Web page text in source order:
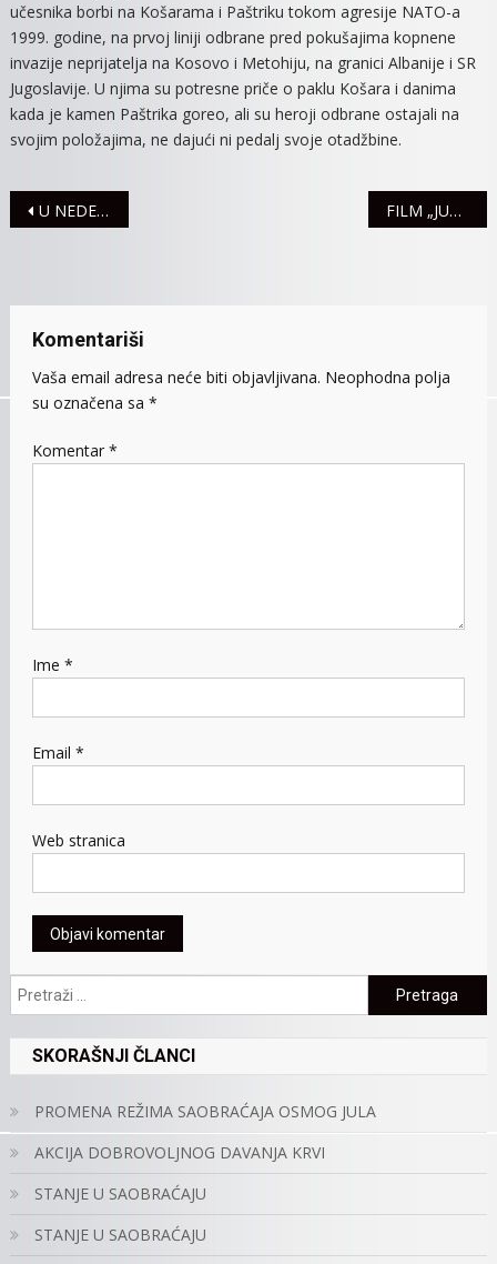
učesnika borbi na Košarama i Paštriku tokom agresije NATO-a
1999. godine, na prvoj liniji odbrane pred pokušajima kopnene
invazije neprijatelja na Kosovo i Metohiju, na granici Albanije i SR
Jugoslavije. U njima su potresne priče o paklu Košara i danima
kada je kamen Paštrika goreo, ali su heroji odbrane ostajali na
svojim položajima, ne dajući ni pedalj svoje otadžbine.
Navigacija
U NEDELJU BESPLATNI PREVENTIVNI PREGLEDI U BOLNICI FILM „JUŽNI VETAR“ PRED MITROVAČKOM PUBLIKOM
Komentariši
Vaša email adresa neće biti objavljivana. Neophodna polja
su označena sa *
Komentar *
Ime *
Email *
Web stranica
Pretraga:
SKORAŠNJI ČLANCI
PROMENA REŽIMA SAOBRAĆAJA OSMOG JULA
AKCIJA DOBROVOLJNOG DAVANJA KRVI
STANJE U SAOBRAĆAJU
STANJE U SAOBRAĆAJU